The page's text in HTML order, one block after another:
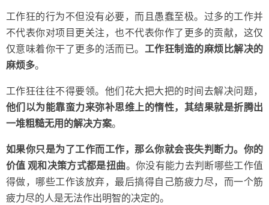
工作狂的行为不但没有必要，而且愚蠢至极。过多的工作并
不代表你对项目更关注，也不代表你作了更多的贡献，这仅
仅意味着你干了更多的活而已。 工作狂制造的麻烦比解决的
麻烦多。
工作狂往往不得要领。他们花大把大把的时间去解决问题，
他们以为能靠蛮力来弥补思维上的惰性，其结果就是折腾出
一堆粗糙无用的解决方案。
如果你只是为了工作而工作，那么你就会丧失判断力。你的
价值 观和决策方式都是扭曲。你没有能力去判断哪些工作值
得做，哪些工作该放弃，最后搞得自己筋疲力尽，而一个筋
疲力尽的人是无法作出明智的决定的。